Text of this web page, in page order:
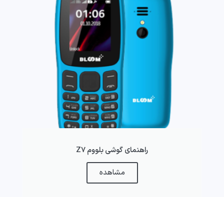
راهنمای گوشی بلووم Z7
مشاهده